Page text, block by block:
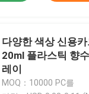
다양한 색상 신용
20ml 플라스틱 향
레이
MOQ：10000 PC를